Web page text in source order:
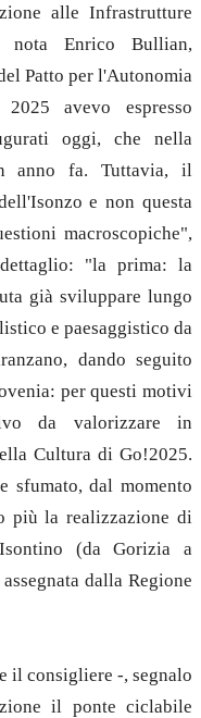
alle Infrastrutture
Enrico Bullian,
Patto per l'Autonomia
avevo espresso
oggi, che nella
anno fa. Tuttavia, il
e non questa
macroscopiche",
"la prima: la
già sviluppare lungo
e paesaggistico da
dando seguito
per questi motivi
da valorizzare in
Cultura di Go!2025.
sfumato, dal momento
più la realizzazione di
(da Gorizia a
dalla Regione
il consigliere -, segnalo
il ponte ciclabile